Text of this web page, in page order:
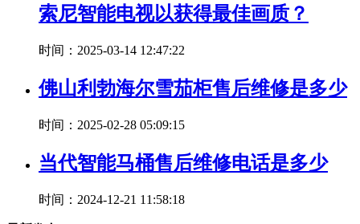
索尼智能电视以获得最佳画质？
时间：2025-03-14 12:47:22
佛山利勃海尔雪茄柜售后维修是多少
时间：2025-02-28 05:09:15
当代智能马桶售后维修电话是多少
时间：2024-12-21 11:58:18